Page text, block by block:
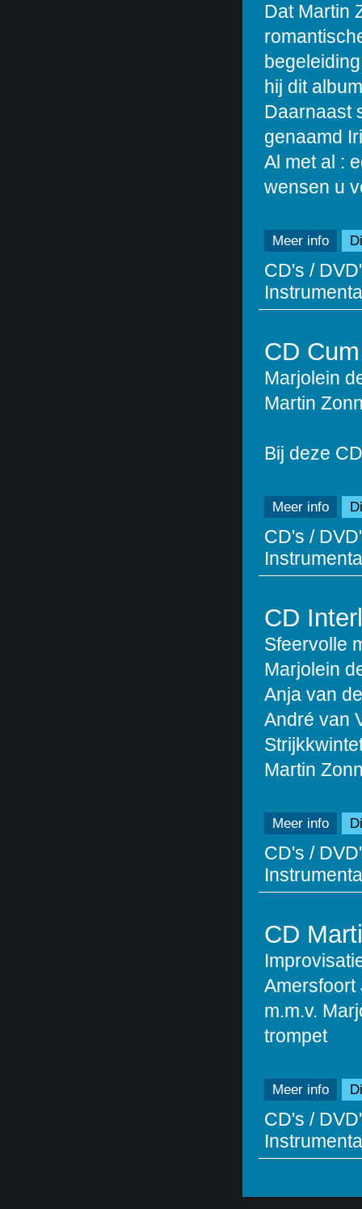
Dat Martin
hij dit
Daarnaast
genaamd
Al met al :
wensen u
Meer info
CD's /
CD
Marjolein
Martin
Bij deze
Meer info
CD's /
CD
Sfeervolle
Marjolein
Anja van
André van
Martin
Meer info
CD's /
CD
Amersfoort
m.m.v.
trompet
Meer info
CD's /